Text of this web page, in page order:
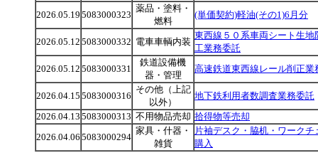
2026.05.19 5083000323
薬品・塗料・
燃料
(単価契約)軽油(その1)6月分
2026.05.12 5083000332 電車車輌内装
東西線５０系車両シート生地
工業務委託
2026.05.12 5083000331
鉄道設備機
器・管理
高速鉄道東西線レール削正業
2026.04.15 5083000316
その他（上記
以外）
地下鉄利用者数調査業務委託
2026.04.13 5083000313 不用物品売却 拾得物等売却
2026.04.06 5083000294
家具・什器・
雑貨
片袖デスク・脇机・ワークチ
購入